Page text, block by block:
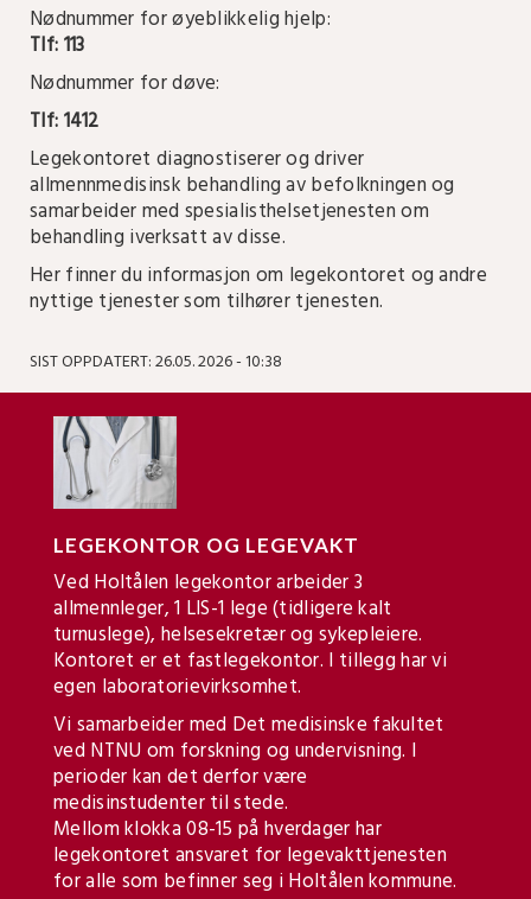
Nødnummer for øyeblikkelig hjelp:
Tlf: 113
Nødnummer for døve:
Tlf: 1412
Legekontoret diagnostiserer og driver
allmennmedisinsk behandling av befolkningen og
samarbeider med spesialisthelsetjenesten om
behandling iverksatt av disse.
Her finner du informasjon om legekontoret og andre
nyttige tjenester som tilhører tjenesten.
SIST OPPDATERT: 26.05. 2026 - 10:38
LEGEKONTOR OG LEGEVAKT
Ved Holtålen legekontor arbeider 3
allmennleger, 1 LIS-1 lege (tidligere kalt
turnuslege), helsesekretær og sykepleiere.
Kontoret er et fastlegekontor. I tillegg har vi
egen laboratorievirksomhet.
Vi samarbeider med Det medisinske fakultet
ved NTNU om forskning og undervisning. I
perioder kan det derfor være
medisinstudenter til stede.
Mellom klokka 08-15 på hverdager har
legekontoret ansvaret for legevakttjenesten
for alle som befinner seg i Holtålen kommune.